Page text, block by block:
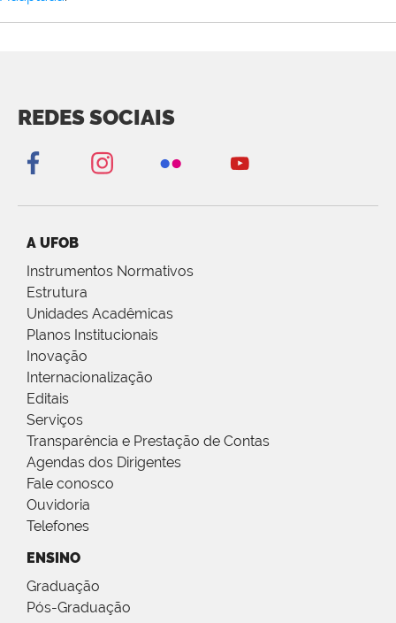
REDES SOCIAIS
A UFOB
Instrumentos Normativos
Estrutura
Unidades Acadêmicas
Planos Institucionais
Inovação
Internacionalização
Editais
Serviços
Transparência e Prestação de Contas
Agendas dos Dirigentes
Fale conosco
Ouvidoria
Telefones
ENSINO
Graduação
Pós-Graduação